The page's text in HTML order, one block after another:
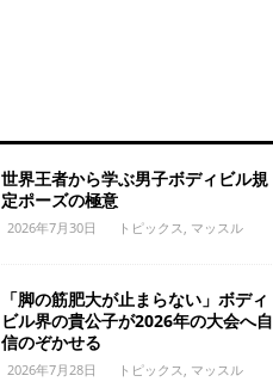
世界王者から学ぶ男子ボディビル規
定ポーズの極意
2026年7月30日 トピックス マッスル
「脚の筋肥大が止まらない」ボディ
ビル界の貴公子が2026年の大会へ自
信のぞかせる
2026年7月28日 トピックス マッスル